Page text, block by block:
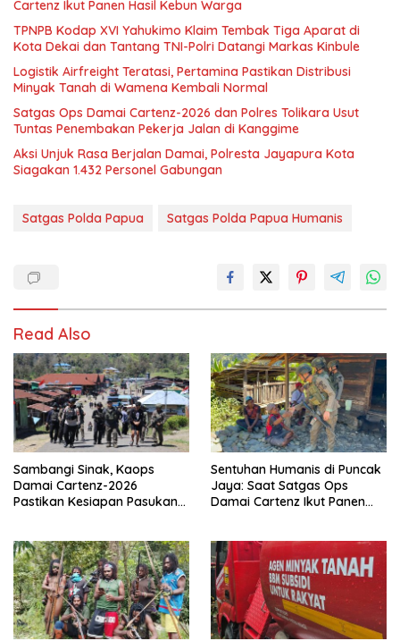
Cartenz Ikut Panen Hasil Kebun Warga
TPNPB Kodap XVI Yahukimo Klaim Tembak Tiga Aparat di
Kota Dekai dan Tantang TNI-Polri Datangi Markas Kinbule
Logistik Airfreight Teratasi, Pertamina Pastikan Distribusi
Minyak Tanah di Wamena Kembali Normal
Satgas Ops Damai Cartenz-2026 dan Polres Tolikara Usut
Tuntas Penembakan Pekerja Jalan di Kanggime
Aksi Unjuk Rasa Berjalan Damai, Polresta Jayapura Kota
Siagakan 1.432 Personel Gabungan
Satgas Polda Papua Satgas Polda Papua Humanis
Read Also
Sambangi Sinak, Kaops
Damai Cartenz-2026
Pastikan Kesiapan Pasukan
Sentuhan Humanis di Puncak
Jaya: Saat Satgas Ops
Damai Cartenz Ikut Panen